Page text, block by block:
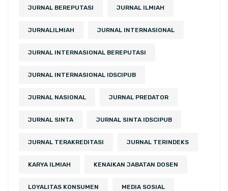
JURNAL BEREPUTASI JURNAL ILMIAH
JURNALILMIAH JURNAL INTERNASIONAL
JURNAL INTERNASIONAL BEREPUTASI
JURNAL INTERNASIONAL IDSCIPUB
JURNAL NASIONAL JURNAL PREDATOR
JURNAL SINTA JURNAL SINTA IDSCIPUB
JURNAL TERAKREDITASI JURNAL TERINDEKS
KARYA ILMIAH KENAIKAN JABATAN DOSEN
LOYALITAS KONSUMEN MEDIA SOSIAL